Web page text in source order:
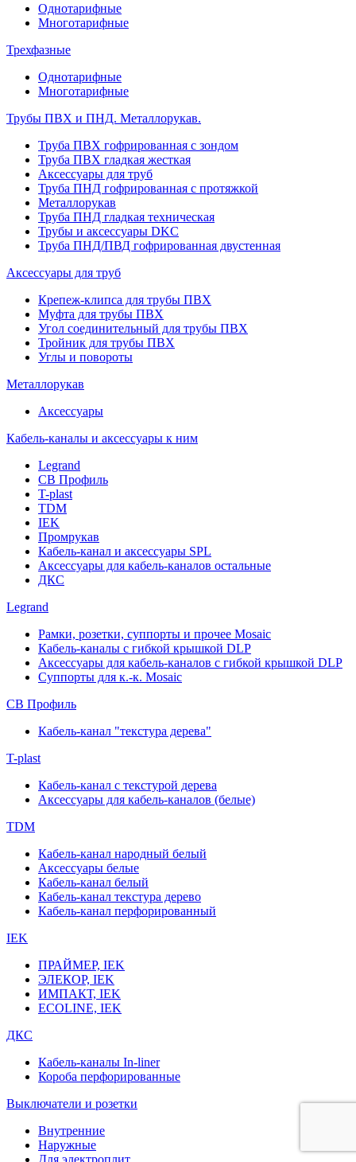
Однотарифные
Многотарифные
Трехфазные
Однотарифные
Многотарифные
Трубы ПВХ и ПНД. Металлорукав.
Труба ПВХ гофрированная с зондом
Труба ПВХ гладкая жесткая
Аксессуары для труб
Труба ПНД гофрированная с протяжкой
Металлорукав
Труба ПНД гладкая техническая
Трубы и аксессуары DKC
Труба ПНД/ПВД гофрированная двустенная
Аксессуары для труб
Крепеж-клипса для трубы ПВХ
Муфта для трубы ПВХ
Угол соединительный для трубы ПВХ
Тройник для трубы ПВХ
Углы и повороты
Металлорукав
Аксессуары
Кабель-каналы и аксессуары к ним
Legrand
СВ Профиль
T-plast
TDM
IEK
Промрукав
Кабель-канал и аксессуары SPL
Аксессуары для кабель-каналов остальные
ДКС
Legrand
Рамки, розетки, суппорты и прочее Mosaic
Кабель-каналы с гибкой крышкой DLP
Аксессуары для кабель-каналов с гибкой крышкой DLP
Суппорты для к.-к. Mosaic
СВ Профиль
Кабель-канал "текстура дерева"
T-plast
Кабель-канал с текстурой дерева
Аксессуары для кабель-каналов (белые)
TDM
Кабель-канал народный белый
Аксессуары белые
Кабель-канал белый
Кабель-канал текстура дерево
Кабель-канал перфорированный
IEK
ПРАЙМЕР, IEK
ЭЛЕКОР, IEK
ИМПАКТ, IEK
ECOLINE, IEK
ДКС
Кабель-каналы In-liner
Короба перфорированные
Выключатели и розетки
Внутренние
Наружные
Для электроплит